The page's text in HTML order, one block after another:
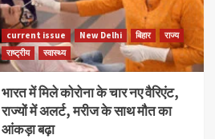
current issue New Delhi बिहार
राज्य
राष्ट्रीय
स्वास्थ्य
भारत में मिले कोरोना के चार नए वैरिएंट,
राज्यों में अलर्ट, मरीज के साथ मौत का
आंकड़ा बढ़ा